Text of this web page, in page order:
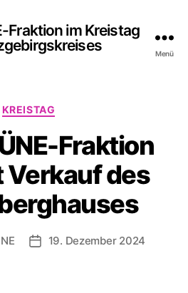
Fraktion im Kreistag
Menü
Kategorien
KREISTAG
Fraktion
des
Veröffentlichungsdatum
19. Dezember 2024